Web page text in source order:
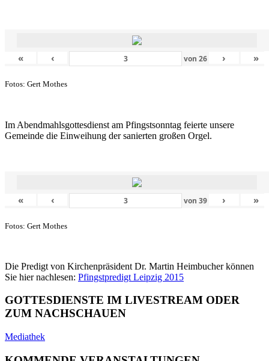
« ‹ von26 › »
Fotos: Gert Mothes
Im Abendmahlsgottesdienst am Pfingstsonntag feierte unsere
Gemeinde die Einweihung der sanierten großen Orgel.
« ‹ von39 › »
Fotos: Gert Mothes
Die Predigt von Kirchenpräsident Dr. Martin Heimbucher können
Sie hier nachlesen: Pfingstpredigt Leipzig 2015
GOTTESDIENSTE IM LIVESTREAM ODER
ZUM NACHSCHAUEN
Mediathek